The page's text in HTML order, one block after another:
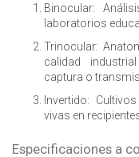
Binocular:
laboratorios
Trinocular:
calidad
captura o
Invertido:
vivas en
Especificaciones a